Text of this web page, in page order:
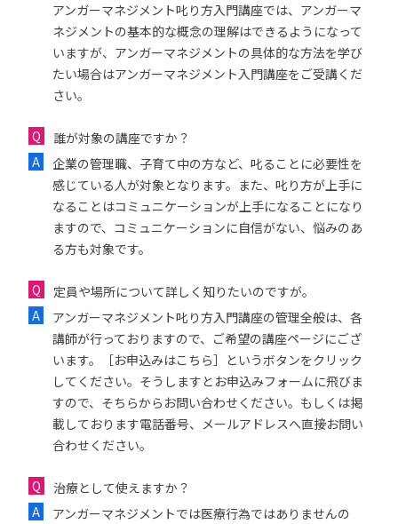
アンガーマネジメント叱り方入門講座では、アンガーマ
ネジメントの基本的な概念の理解はできるようになって
いますが、アンガーマネジメントの具体的な方法を学び
たい場合はアンガーマネジメント入門講座をご受講くだ
さい。
誰が対象の講座ですか？
企業の管理職、子育て中の方など、叱ることに必要性を
感じている人が対象となります。また、叱り方が上手に
なることはコミュニケーションが上手になることになり
ますので、コミュニケーションに自信がない、悩みのあ
る方も対象です。
定員や場所について詳しく知りたいのですが。
アンガーマネジメント叱り方入門講座の管理全般は、各
講師が行っておりますので、ご希望の講座ページにござ
います。［お申込みはこちら］というボタンをクリック
してください。そうしますとお申込みフォームに飛びま
すので、そちらからお問い合わせください。もしくは掲
載しております電話番号、メールアドレスへ直接お問い
合わせください。
治療として使えますか？
アンガーマネジメントでは医療行為ではありませんの